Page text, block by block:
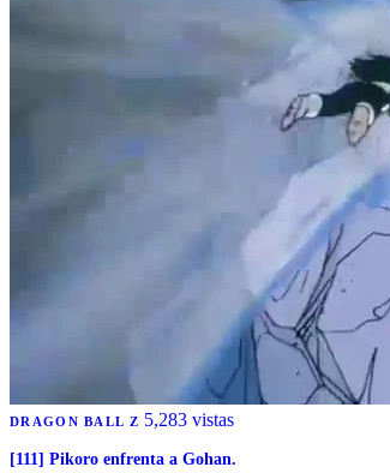
DRAGON BALL Z 5,283 vistas
[111] Pikoro enfrenta a Gohan.